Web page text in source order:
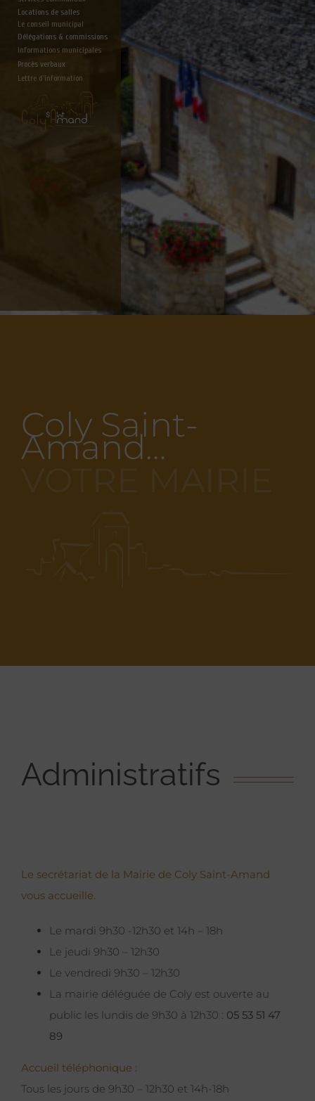
Locations de salles
Le conseil municipal
Délégations & commissions
Informations municipales
Lettre d'information
Procès verbaux
Coly Saint-
Amand…
Administratifs
Le secrétariat de la Mairie de Coly Saint-Amand
vous accueille.
Le mardi 9h30 -12h30 et 14h – 18h
Le jeudi 9h30 – 12h30
Le vendredi 9h30 – 12h30
La mairie déléguée de Coly est ouverte au
public les lundis de 9h30 à 12h30 : 05 53 51 47
89
Accueil téléphonique :
Tous les jours de 9h30 – 12h30 et 14h-18h